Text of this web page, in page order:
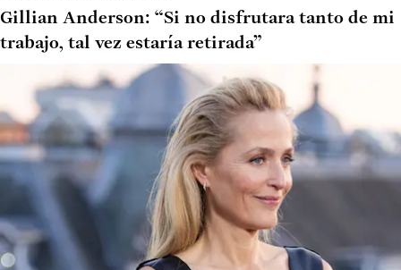
Gillian Anderson: “Si no disfrutara tanto de mi
trabajo, tal vez estaría retirada”